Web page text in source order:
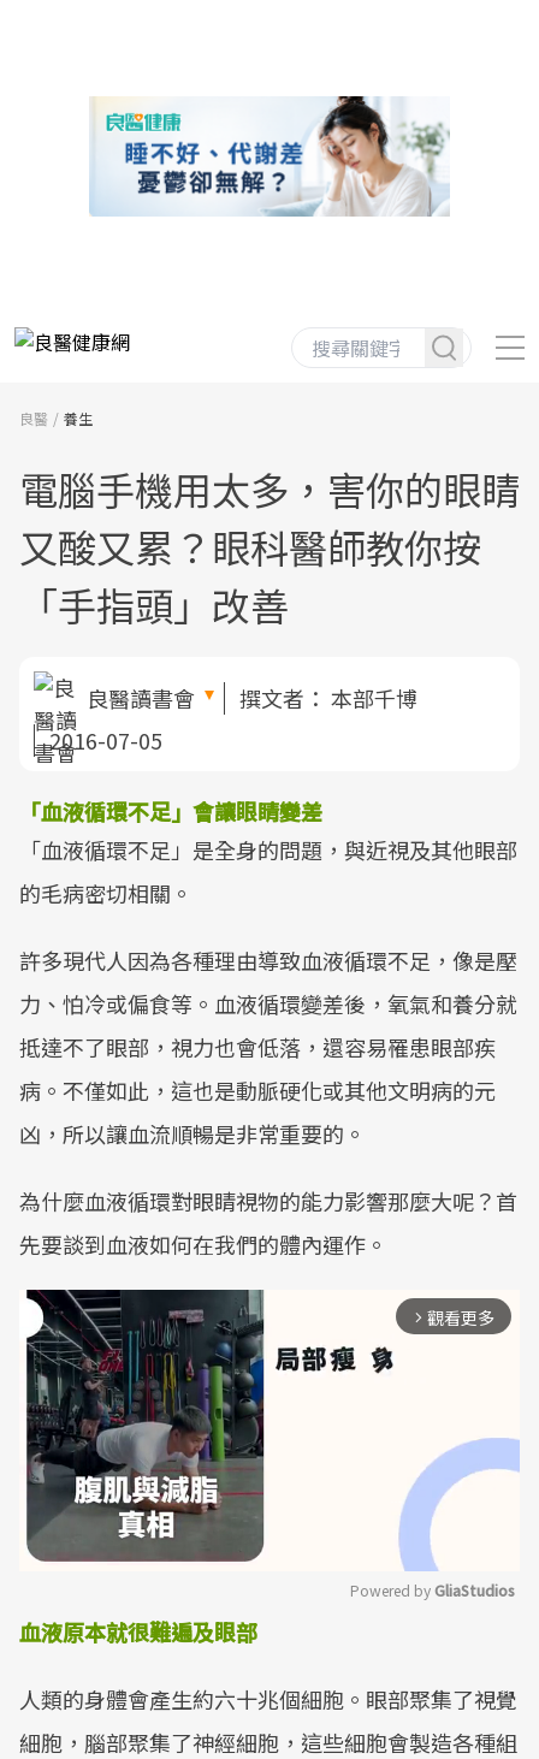
良醫 養生
電腦手機用太多，害你的眼睛
又酸又累？眼科醫師教你按
「手指頭」改善
良醫讀書會 撰文者： 本部千博
2016-07-05
「血液循環不足」會讓眼睛變差
「血液循環不足」是全身的問題，與近視及其他眼部
的毛病密切相關。
許多現代人因為各種理由導致血液循環不足，像是壓
力、怕冷或偏食等。血液循環變差後，氧氣和養分就
抵達不了眼部，視力也會低落，還容易罹患眼部疾
病。不僅如此，這也是動脈硬化或其他文明病的元
凶，所以讓血流順暢是非常重要的。
為什麼血液循環對眼睛視物的能力影響那麼大呢？首
先要談到血液如何在我們的體內運作。
arrow_forward_ios 觀看更多
Powered by GliaStudios
血液原本就很難遍及眼部
人類的身體會產生約六十兆個細胞。眼部聚集了視覺
細胞，腦部聚集了神經細胞，這些細胞會製造各種組